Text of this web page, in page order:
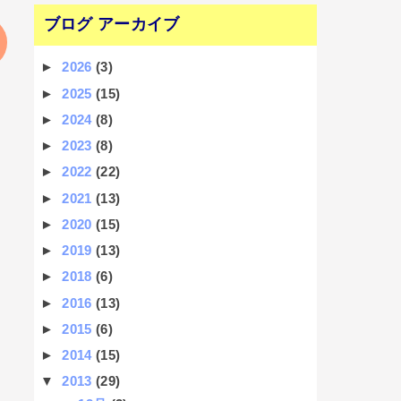
ブログ アーカイブ
►2026(3)
►2025(15)
►2024(8)
►2023(8)
►2022(22)
►2021(13)
►2020(15)
►2019(13)
►2018(6)
►2016(13)
►2015(6)
►2014(15)
▼2013(29)